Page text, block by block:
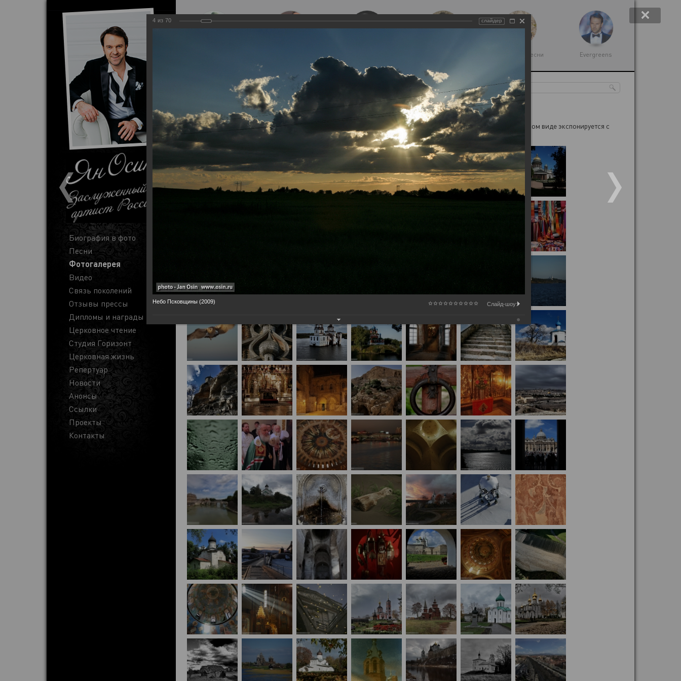
Биография в фото
Песни
Фотогалерея
Видео
Связь поколений
Отзывы прессы
Дипломы и награды
Церковное чтение
Студия Горизонт
Церковная жизнь
Репертуар
Новости
Анонсы
Ссылки
Проекты
Контакты
Народные песни Evergreens
Фотогалерея Фотоработы Фотовыставка "Псков. Россия. Мир"
Фотовыставка "Псков. Россия. Мир"
09.11.2012
выставка впервые была представлена 23.6.2011 в Псковском Областном Государственном Музее, в расширенном виде экспонируется с
2.11.2012 по 15.12.2012 в Российском Национальном Культурном Центре им. св. Василия Великого в Москве
4 из 70 слайдер
Небо Псковщины (2009) Слайд-шоу: